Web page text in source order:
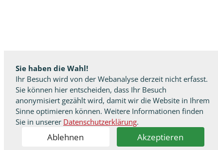
Sie haben die Wahl!
Ihr Besuch wird von der Webanalyse derzeit nicht erfasst.
Sie können hier entscheiden, dass Ihr Besuch
anonymisiert gezählt wird, damit wir die Website in Ihrem
Sinne optimieren können. Weitere Informationen finden
Sie in unserer Datenschutzerklärung.
Ablehnen Akzeptieren